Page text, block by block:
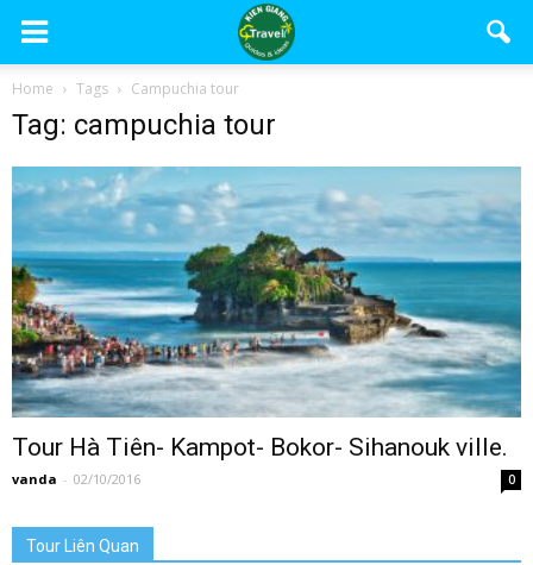
Home Tags Campuchia tour
Tag: campuchia tour
Tour Hà Tiên- Kampot- Bokor- Sihanouk ville.
vanda - 02/10/2016 0
Tour Liên Quan